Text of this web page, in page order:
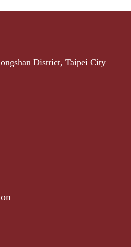
District, Taipei City